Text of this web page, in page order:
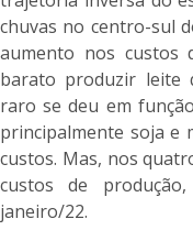
chuvas no centro-sul
aumento nos custos
barato produzir leite
raro se deu em
principalmente soja e
custos. Mas, nos
custos de
janeiro/22.